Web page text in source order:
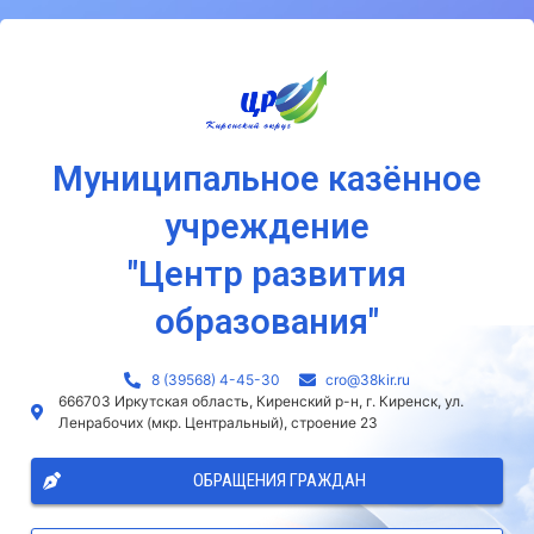
Муниципальное казённое
учреждение
"Центр развития
образования"
8 (39568) 4-45-30
сro@38kir.ru
666703 Иркутская область, Киренский р-н, г. Киренск, ул.
Ленрабочих (мкр. Центральный), строение 23
ОБРАЩЕНИЯ ГРАЖДАН